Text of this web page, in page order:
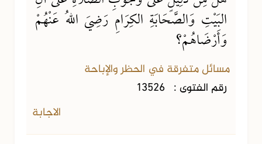
البَيْتِ وَالصَّحَابَةِ الكِرَامِ رَضِيَ اللهُ عَنْهُمْ
وَأَرْضَاهُمْ؟
مسائل متفرقة في الحظر والإباحة
رقم الفتوى : 13526
الاجابة